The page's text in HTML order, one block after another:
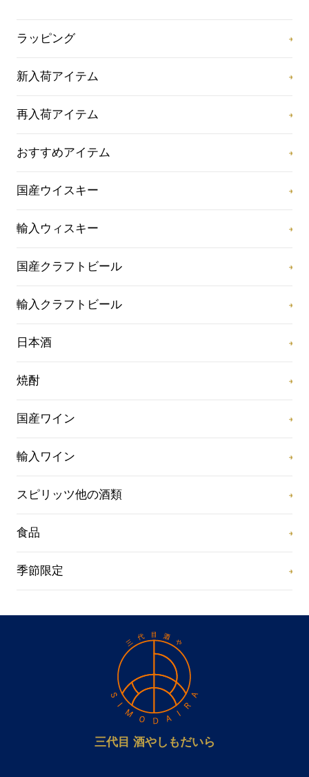
ラッピング
新入荷アイテム
再入荷アイテム
おすすめアイテム
国産ウイスキー
輸入ウィスキー
国産クラフトビール
輸入クラフトビール
日本酒
焼酎
国産ワイン
輸入ワイン
スピリッツ他の酒類
食品
季節限定
三代目 酒やしもだいら